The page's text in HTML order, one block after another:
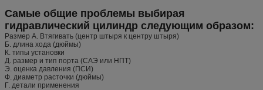
Самые общие проблемы выбирая
гидравлический цилиндр следующим образом:
Размер А. Втягивать (центр штыря к центру штыря)
Б. длина хода (дюймы)
К. типы установки
Д. размер и тип порта (САЭ или НПТ)
Э. оценка давления (ПСИ)
Ф. диаметр расточки (дюймы)
Г. детали применения